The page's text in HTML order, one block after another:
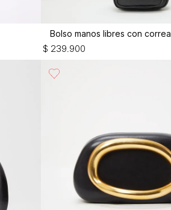
Bolso manos libres con correa
$ 239.900